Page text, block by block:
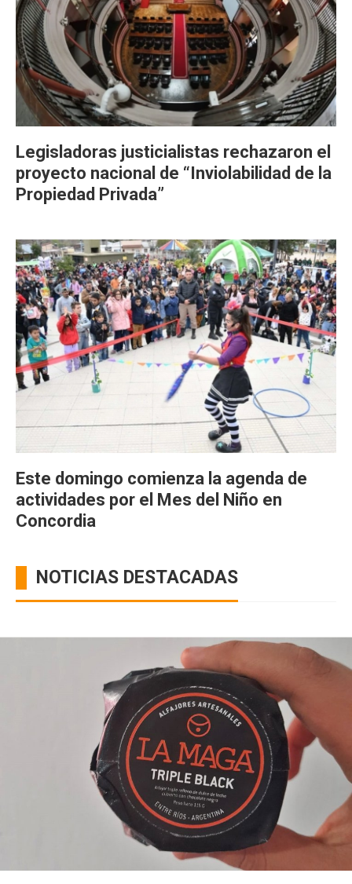
Legisladoras justicialistas rechazaron el
proyecto nacional de “Inviolabilidad de la
Propiedad Privada”
Este domingo comienza la agenda de
actividades por el Mes del Niño en
Concordia
NOTICIAS DESTACADAS